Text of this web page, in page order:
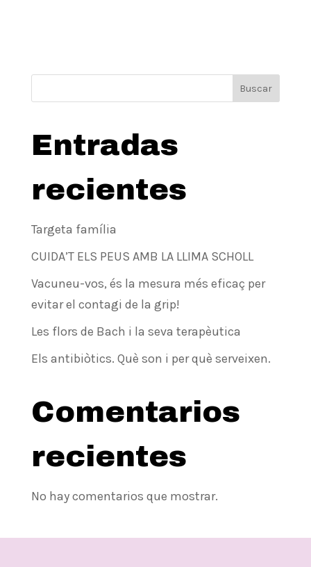
Buscar
Entradas
recientes
Targeta família
CUIDA’T ELS PEUS AMB LA LLIMA SCHOLL
Vacuneu-vos, és la mesura més eficaç per
evitar el contagi de la grip!
Les flors de Bach i la seva terapèutica
Els antibiòtics. Què son i per què serveixen.
Comentarios
recientes
No hay comentarios que mostrar.